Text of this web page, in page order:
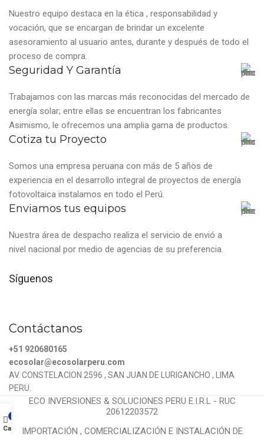
Nuestro equipo destaca en la ética , responsabilidad y
vocación, que se encargan de brindar un excelente
asesoramiento al usuario antes, durante y después de todo el
proceso de compra.
Seguridad Y Garantía
Trabajamos con las marcas más reconocidas del mercado de
energía solar; entre ellas se encuentran los fabricantes
Asimismo, le ofrecemos una amplia gama de productos.
Cotiza tu Proyecto
Somos una empresa peruana con más de 5 años de
experiencia en el desarrollo integral de proyectos de energía
fotovoltaica instalamos en todo el Perú.
Enviamos tus equipos
Nuestra área de despacho realiza el servicio de envió a
nivel nacional por medio de agencias de su preferencia.
Síguenos
Contáctanos
+51 920680165
ecosolar@ecosolarperu.com
AV. CONSTELACION 2596 , SAN JUAN DE LURIGANCHO , LIMA
PERU.
ECO INVERSIONES & SOLUCIONES PERU E.I.R.L - RUC
20612203572
IMPORTACIÓN , COMERCIALIZACIÓN E INSTALACIÓN DE
Cart